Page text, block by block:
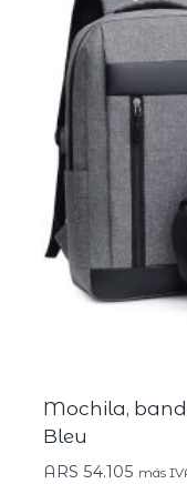
Mochila,
Bleu
ARS 54.105 más